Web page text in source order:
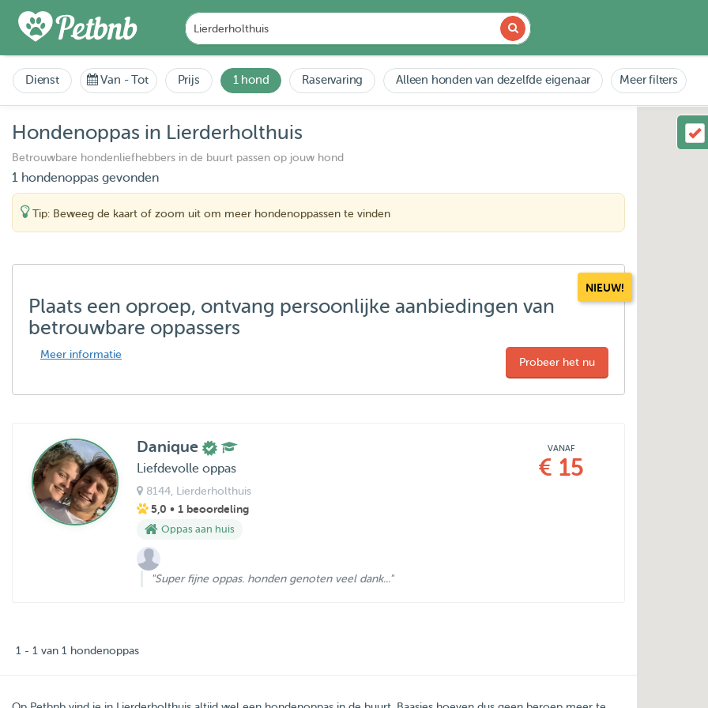
Dienst Van -Tot Prijs 1 hond Raservaring Alleen honden van dezelfde eigenaar Meer filters
Hondenoppas in Lierderholthuis
Betrouwbare hondenliefhebbers in de buurt passen op jouw hond
1 hondenoppas gevonden
Tip: Beweeg de kaart of zoom uit om meer hondenoppassen te vinden
NIEUW!
Plaats een oproep, ontvang persoonlijke aanbiedingen van
betrouwbare oppassers
Meer informatie
Probeer het nu
Danique
Liefdevolle oppas
8144, Lierderholthuis
5,0 • 1 beoordeling
Oppas aan huis
"Super fijne oppas. honden genoten veel dank..."
VANAF
€ 15
1 - 1 van 1 hondenoppas